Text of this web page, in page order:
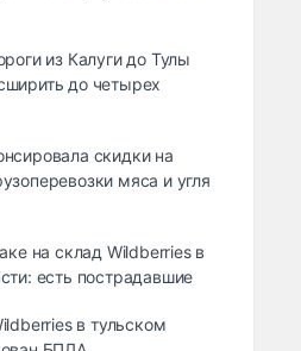
из Калуги до Тулы
до четырех
скидки на
мяса и угля
на склад Wildberries в
есть пострадавшие
в тульском